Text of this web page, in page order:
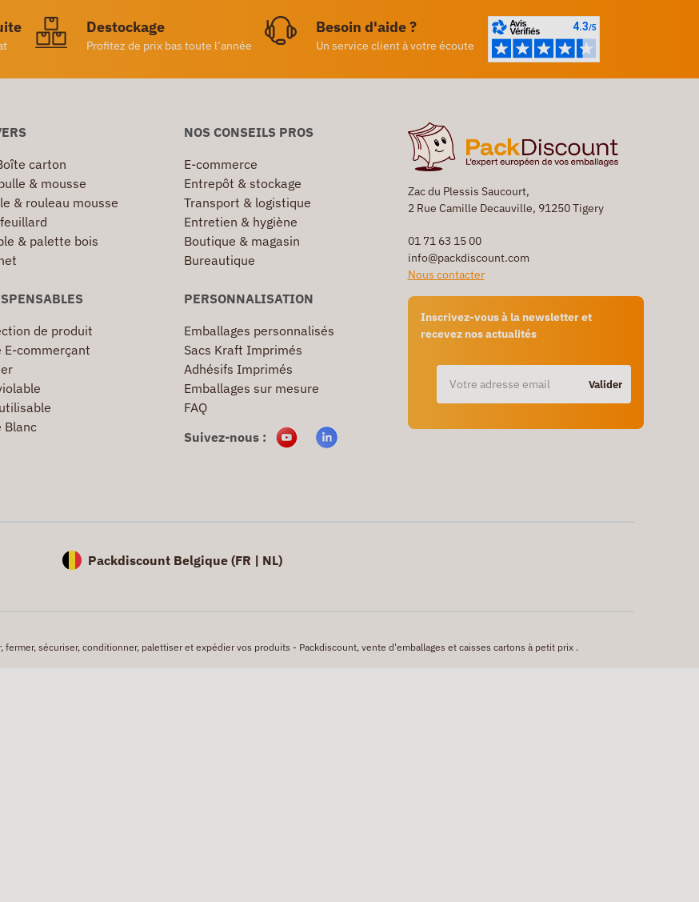
Destockage
Profitez de prix bas toute l’année
Besoin d'aide ?
Un service client à votre écoute
Zac du Plessis Saucourt,
2 Rue Camille Decauville, 91250 Tigery
01 71 63 15 00
info@packdiscount.com
Nous contacter
Inscrivez-vous à la newsletter et
recevez nos actualités
Valider
carton
& mousse
& rouleau mousse
& palette bois
NOS CONSEILS PROS
E-commerce
Entrepôt & stockage
Transport & logistique
Entretien & hygiène
Boutique & magasin
Bureautique
de produit
E-commerçant
Blanc
PERSONNALISATION
Emballages personnalisés
Sacs Kraft Imprimés
Adhésifs Imprimés
Emballages sur mesure
FAQ
Suivez-nous :
Packdiscount Belgique (FR | NL)
sécuriser, conditionner, palettiser et expédier vos produits - Packdiscount, vente d'emballages et caisses cartons à petit prix .